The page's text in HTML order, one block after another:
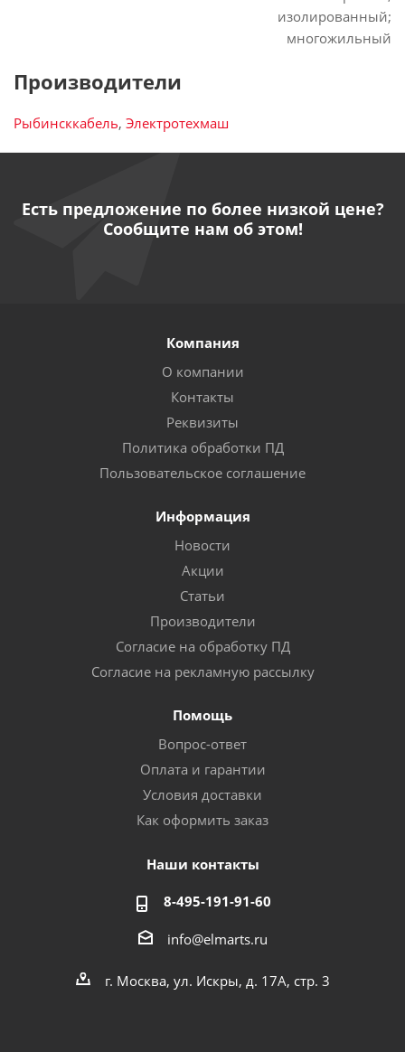
изолированный;
многожильный
Производители
Рыбинсккабель, Электротехмаш
Есть предложение по более низкой цене?
Сообщите нам об этом!
Компания
О компании
Контакты
Реквизиты
Политика обработки ПД
Пользовательское соглашение
Информация
Новости
Акции
Статьи
Производители
Согласие на обработку ПД
Согласие на рекламную рассылку
Помощь
Вопрос-ответ
Оплата и гарантии
Условия доставки
Как оформить заказ
Наши контакты
8-495-191-91-60
info@elmarts.ru
г. Москва, ул. Искры, д. 17А, стр. 3